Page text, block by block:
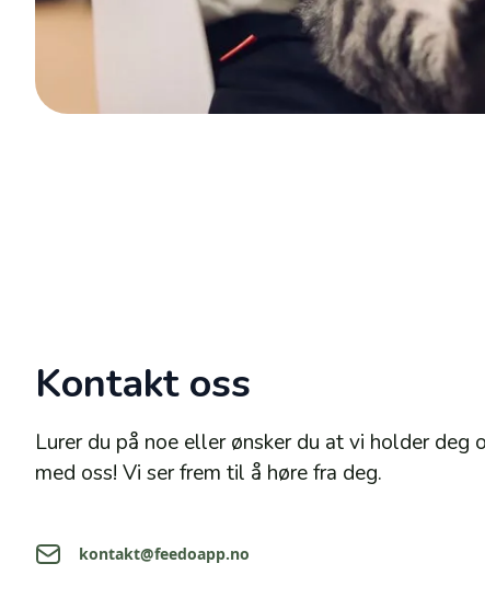
Kontakt oss
Lurer du på noe eller ønsker du at vi holder deg
med oss! Vi ser frem til å høre fra deg.
kontakt@feedoapp.no